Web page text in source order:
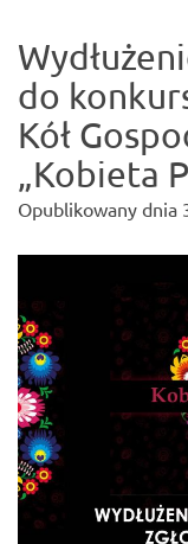
do
Kół
„Kobieta
Opublikowany dnia